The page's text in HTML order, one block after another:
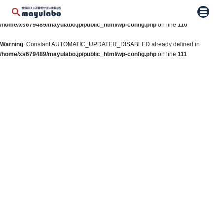
Warning: Constant WP_AUTO_UPDATE_CORE already defined in
/home/xs679489/mayulabo.jp/public_html/wp-config.php on line 110
Warning: Constant AUTOMATIC_UPDATER_DISABLED already defined in
/home/xs679489/mayulabo.jp/public_html/wp-config.php on line 111
メニ